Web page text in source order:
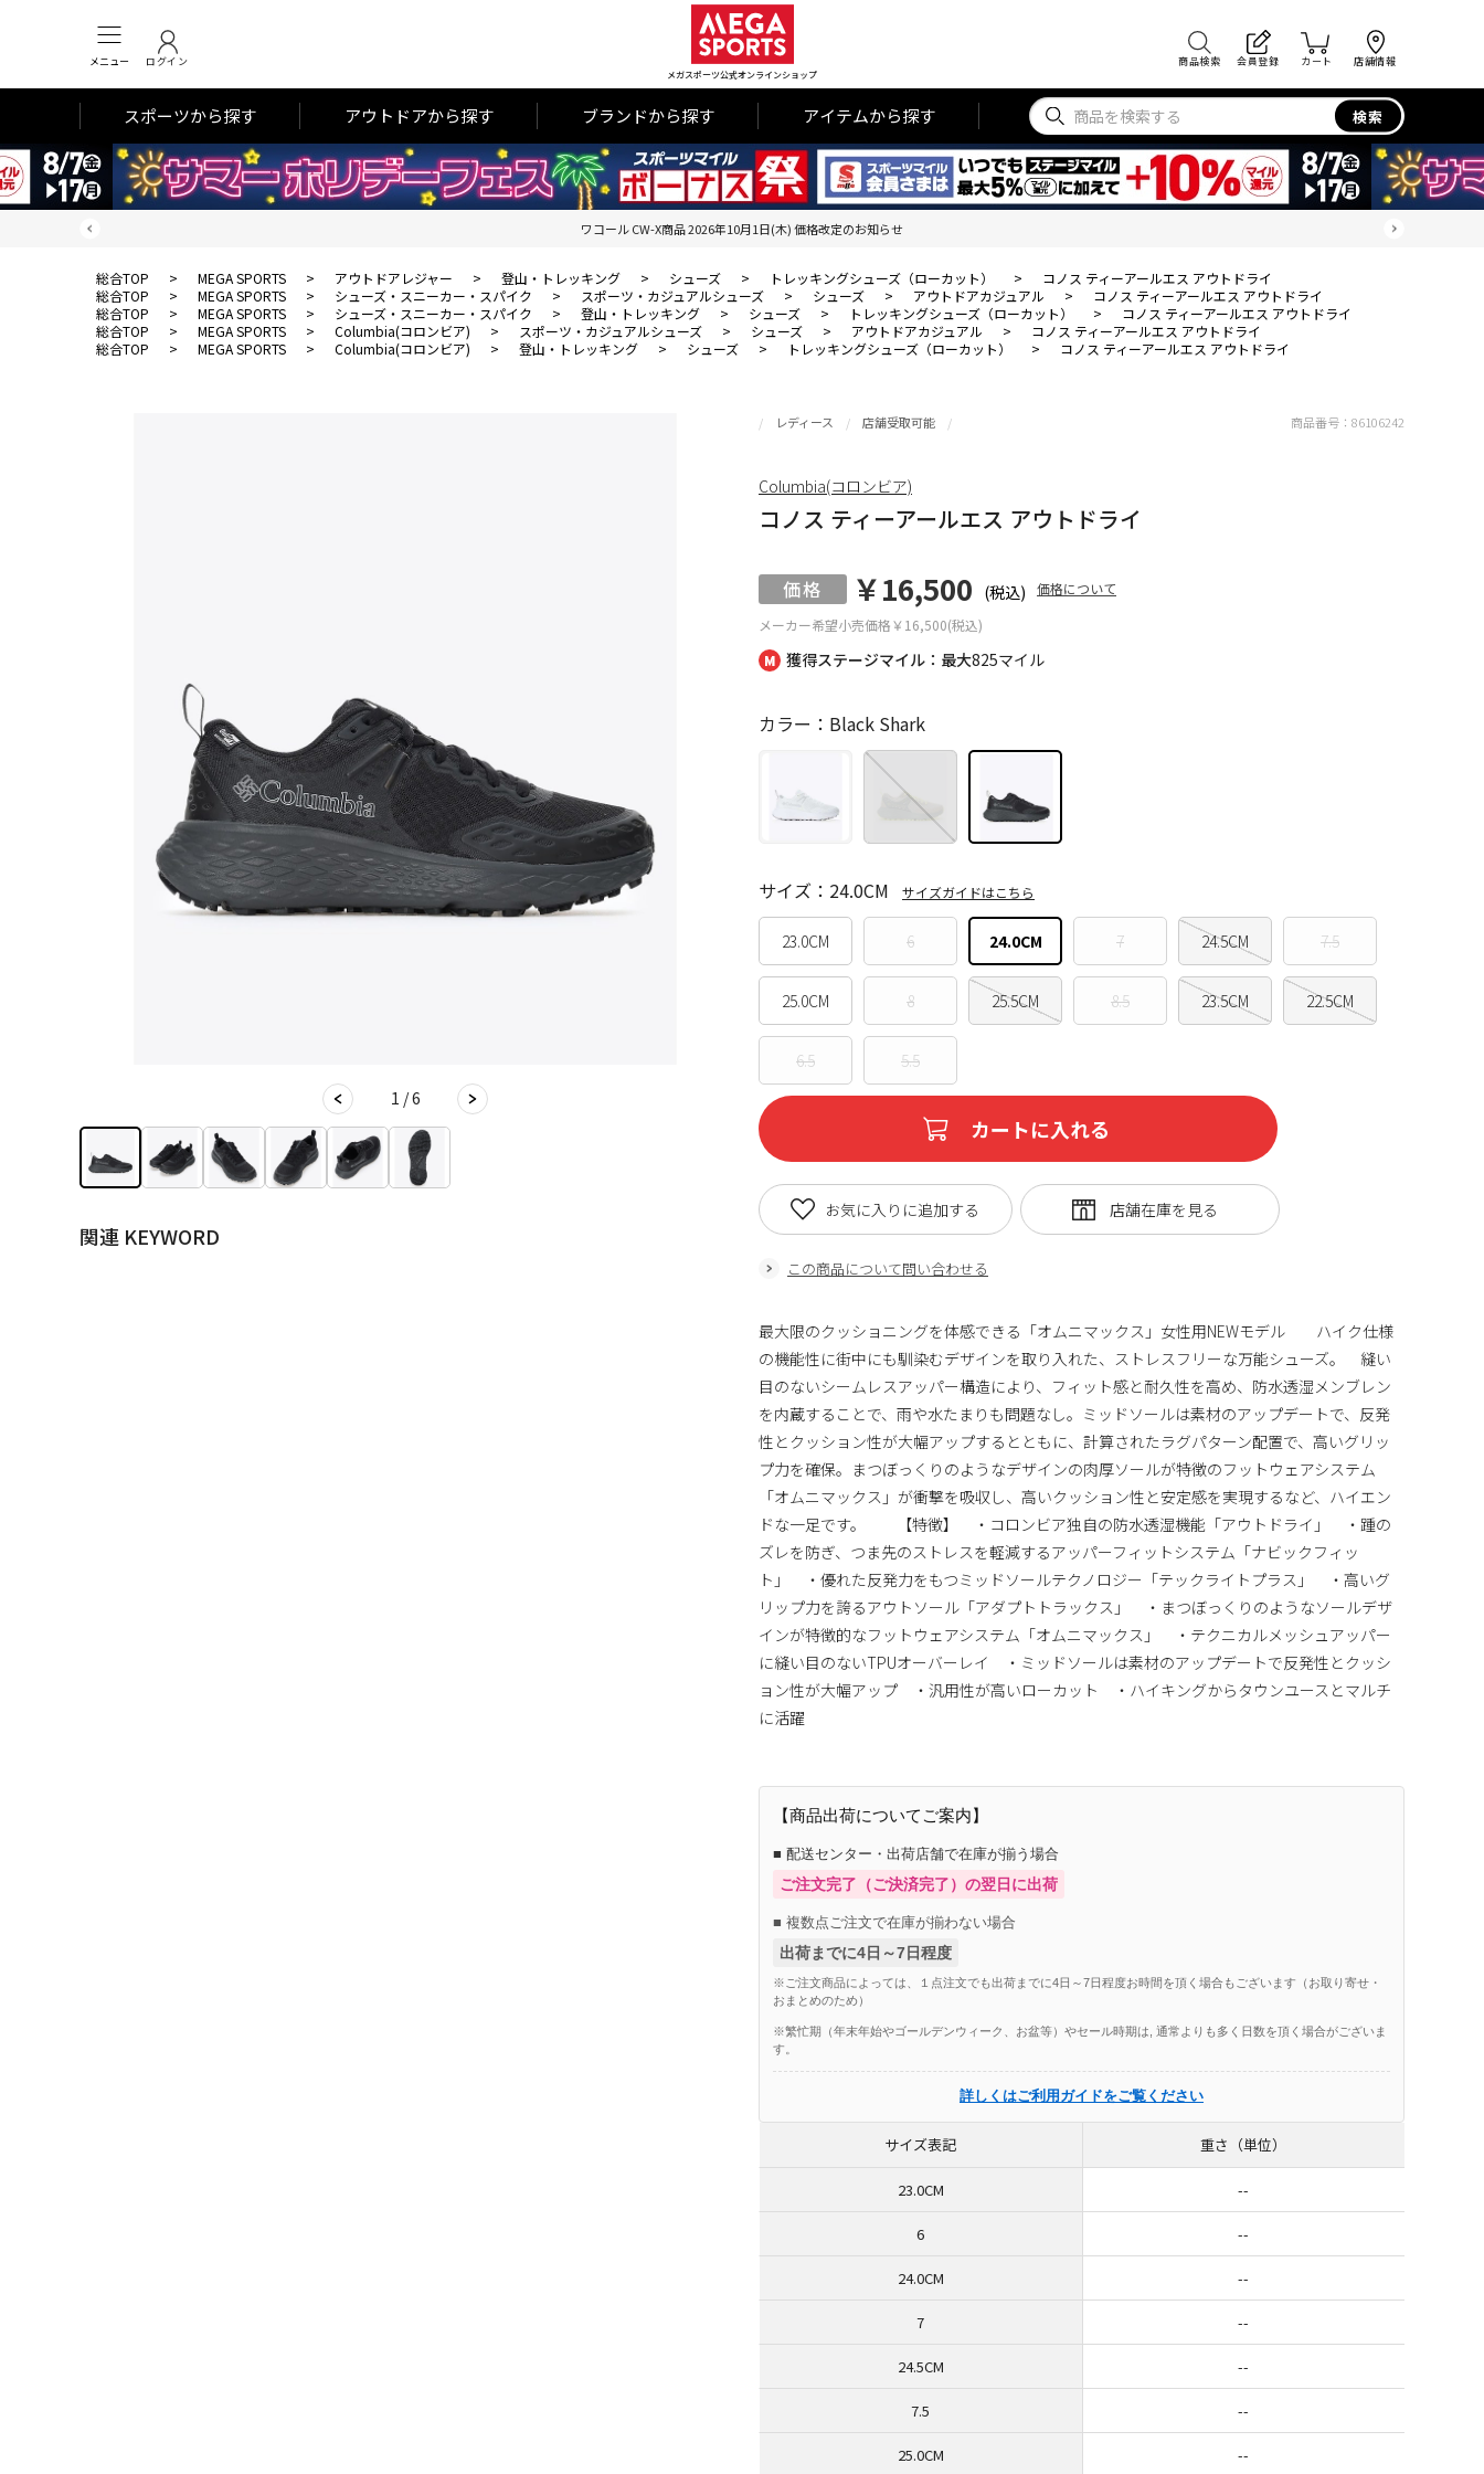
メニュー ログイン
メガスポーツ公式オンラインショップ
商品検索 会員登録 カート 店舗情報
スポーツから探す アウトドアから探す ブランドから探す アイテムから探す 検索
ワコール CW-X商品 2026年10月1日(木) 価格改定のお知らせ
総合TOP > MEGA SPORTS > アウトドアレジャー > 登山・トレッキング > シューズ > トレッキングシューズ（ローカット） >
コノス ティーアールエス アウトドライ
総合TOP
> MEGA SPORTS > シューズ・スニーカー・スパイク > スポーツ・カジュアルシューズ > シューズ > アウトドアカジュアル >
コノス ティーアールエス アウトドライ
総合TOP
> MEGA SPORTS > シューズ・スニーカー・スパイク > 登山・トレッキング > シューズ > トレッキングシューズ（ローカット） >
コノス ティーアールエス アウトドライ
総合TOP
> MEGA SPORTS > Columbia(コロンビア) > スポーツ・カジュアルシューズ > シューズ > アウトドアカジュアル >
コノス ティーアールエス アウトドライ
総合TOP
> MEGA SPORTS > Columbia(コロンビア) > 登山・トレッキング > シューズ > トレッキングシューズ（ローカット） > コノス ティーアールエス アウトドライ
1 / 6
関連 KEYWORD
獲得ステージマイル：最大825マイル
レディース 店舗受取可能
コノス ティーアールエス アウトドライ
メーカー希望小売価格￥16,500(税込)
￥16,500 (税込) 価格について
カラー：Black Shark
23.0CM 6 24.0CM 7 24.5CM 7.5
25.0CM 8 25.5CM 8.5 23.5CM 22.5CM
6.5 5.5
サイズ：24.0CM サイズガイドはこちら
カートに入れる
この商品について問い合わせる
お気に入りに追加する
商品番号： 86106242
Columbia(コロンビア)
最大限のクッショニングを体感できる「オムニマックス」女性用NEWモデル ハイク仕様
の機能性に街中にも馴染むデザインを取り入れた、ストレスフリーな万能シューズ。 縫い
目のないシームレスアッパー構造により、フィット感と耐久性を高め、防水透湿メンブレン
を内蔵することで、雨や水たまりも問題なし。ミッドソールは素材のアップデートで、反発
性とクッション性が大幅アップするとともに、計算されたラグパターン配置で、高いグリッ
プ力を確保。まつぼっくりのようなデザインの肉厚ソールが特徴のフットウェアシステム
「オムニマックス」が衝撃を吸収し、高いクッション性と安定感を実現するなど、ハイエン
ドな一足です。 【特徴】 ・コロンビア独自の防水透湿機能「アウトドライ」 ・踵の
ズレを防ぎ、つま先のストレスを軽減するアッパーフィットシステム「ナビックフィッ
ト」 ・優れた反発力をもつミッドソールテクノロジー「テックライトプラス」 ・高いグ
リップ力を誇るアウトソール「アダプトトラックス」 ・まつぼっくりのようなソールデザ
インが特徴的なフットウェアシステム「オムニマックス」 ・テクニカルメッシュアッパー
に縫い目のないTPUオーバーレイ ・ミッドソールは素材のアップデートで反発性とクッシ
ョン性が大幅アップ ・汎用性が高いローカット ・ハイキングからタウンユースとマルチ
に活躍
【商品出荷についてご案内】
■ 配送センター・出荷店舗で在庫が揃う場合
ご注文完了（ご決済完了）の翌日に出荷
■ 複数点ご注文で在庫が揃わない場合
出荷までに4日～7日程度
※ご注文商品によっては、１点注文でも出荷までに4日～7日程度お時間を頂く場合もございます（お取り寄せ・
おまとめのため）
※繁忙期（年末年始やゴールデンウィーク、お盆等）やセール時期は, 通常よりも多く日数を頂く場合がございま
す。
詳しくはご利用ガイドをご覧ください
サイズ表記 重さ（単位）
23.0CM --
6 --
24.0CM --
7 --
24.5CM --
7.5 --
25.0CM --